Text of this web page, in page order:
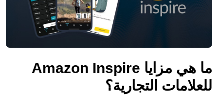
ما هي مزايا Amazon Inspire
للعلامات التجارية؟